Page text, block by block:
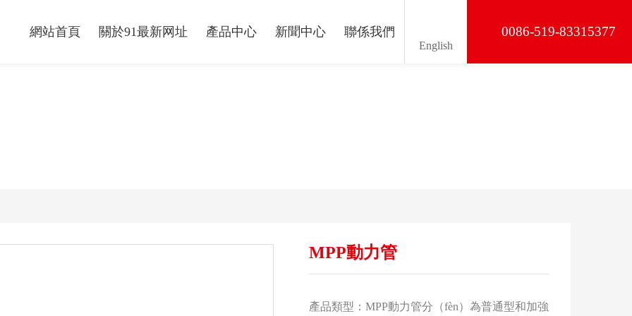
網站首頁 關於91最新网址 產品中心 新聞中心 聯係我們
English
0086-519-83315377
MPP動力管
產品類型：MPP動力管分（fèn）為普通型和加強